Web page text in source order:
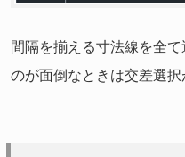
間隔を揃える寸法線を全
のが面倒なときは交差選択